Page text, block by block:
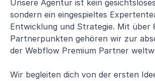
Unsere Agentur ist kein
sondern ein eingespieltes
Entwicklung und Strategie. Mit über
Partnerpunkten gehören wir zur
der Webflow Premium Partner
Wir begleiten dich von der ersten